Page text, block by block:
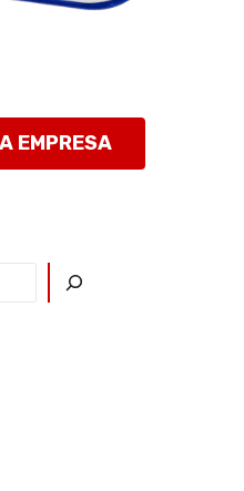
EMPRESA